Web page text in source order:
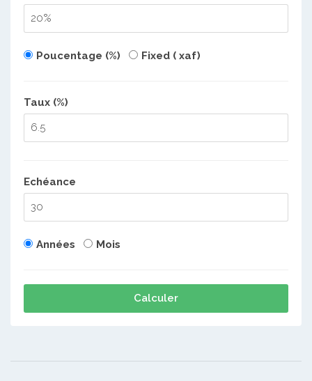
Poucentage (%) Fixed ( xaf)
Taux (%)
Echéance
Années Mois
Calculer